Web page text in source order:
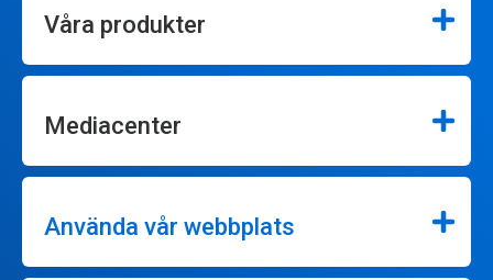
Våra produkter
Mediacenter
Använda vår webbplats